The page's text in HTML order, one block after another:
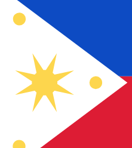
Transferts d'argent